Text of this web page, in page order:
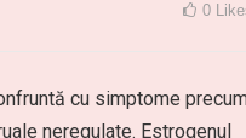
0
cu simptome
neregulate. Estrogenul